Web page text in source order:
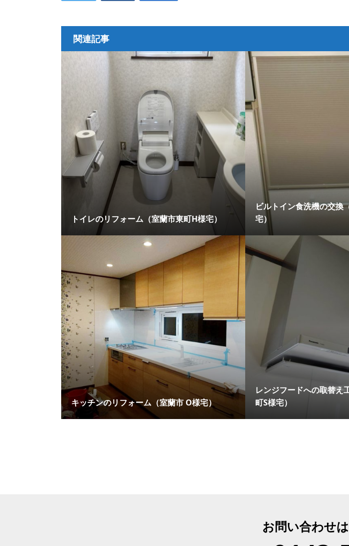
関連記事
トイレのリフォーム（室蘭市東町H様宅）
ビルトイン食洗機の交換
宅）
キッチンのリフォーム（室蘭市 O様宅）
レンジフードへの取替え
町S様宅）
お問い合わせ